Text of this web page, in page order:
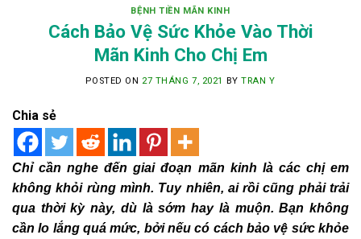
BỆNH TIỀN MÃN KINH
Cách Bảo Vệ Sức Khỏe Vào Thời
Mãn Kinh Cho Chị Em
POSTED ON 27 THÁNG 7, 2021 BYTRAN Y
Chia sẻ
Chỉ cần nghe đến giai đoạn mãn kinh là các chị em
không khỏi rùng mình. Tuy nhiên, ai rồi cũng phải trải
qua thời kỳ này, dù là sớm hay là muộn. Bạn không
cần lo lắng quá mức, bởi nếu có cách bảo vệ sức khỏe